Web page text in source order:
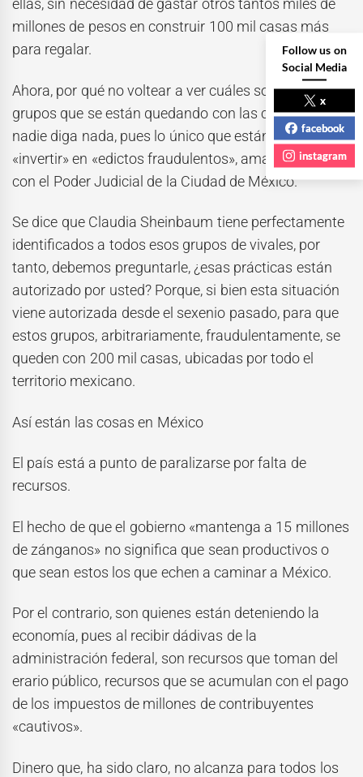
ellas, sin necesidad de gastar otros tantos miles de
millones de pesos en construir 100 mil casas más
para regalar.
Ahora, por qué no voltear a ver cuáles son esos
grupos que se están quedando con las casas sin que
nadie diga nada, pues lo único que están haciendo es
«invertir» en «edictos fraudulentos», amafiados todos
con el Poder Judicial de la Ciudad de México.
Se dice que Claudia Sheinbaum tiene perfectamente
identificados a todos esos grupos de vivales, por
tanto, debemos preguntarle, ¿esas prácticas están
autorizado por usted? Porque, si bien esta situación
viene autorizada desde el sexenio pasado, para que
estos grupos, arbitrariamente, fraudulentamente, se
queden con 200 mil casas, ubicadas por todo el
territorio mexicano.
Así están las cosas en México
El país está a punto de paralizarse por falta de
recursos.
El hecho de que el gobierno «mantenga a 15 millones
de zánganos» no significa que sean productivos o
que sean estos los que echen a caminar a México.
Por el contrario, son quienes están deteniendo la
economía, pues al recibir dádivas de la
administración federal, son recursos que toman del
erario público, recursos que se acumulan con el pago
de los impuestos de millones de contribuyentes
«cautivos».
Dinero que, ha sido claro, no alcanza para todos los
Follow us on
Social Media
x
facebook
instagram